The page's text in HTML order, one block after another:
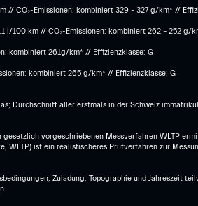
// CO₂-Emissionen: kombiniert 329 – 327 g/km* //
l/100 km // CO₂-Emissionen: kombiniert 262 – 252 g/
kombiniert 261g/km* // Effizienzklasse: G
kombiniert 265 g/km* // Effizienzklasse: G
Durchschnitt aller erstmals in der Schweiz
gesetzlich vorgeschriebenen Messverfahren WLTP
WLTP) ist ein realistischeres Prüfverfahren zur
Zuladung, Topographie und Jahreszeit